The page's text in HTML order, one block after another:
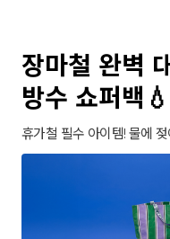
장마철 완벽
방수 쇼퍼백💧
휴가철 필수 아이템! 물에